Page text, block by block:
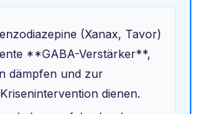
(Xanax, Tavor)
**GABA-Verstärker**,
dämpfen und zur
dienen.